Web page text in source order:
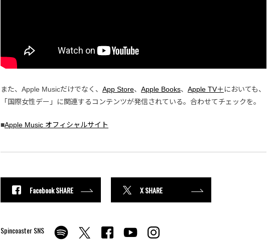
また、Apple Musicだけでなく、 App Store、 Apple Books、 Apple TV＋ においても、
「国際女性デー」に関連するコンテンツが発信されている。合わせてチェックを。
■Apple Music オフィシャルサイト
Facebook SHARE X SHARE
Spincoaster SNS